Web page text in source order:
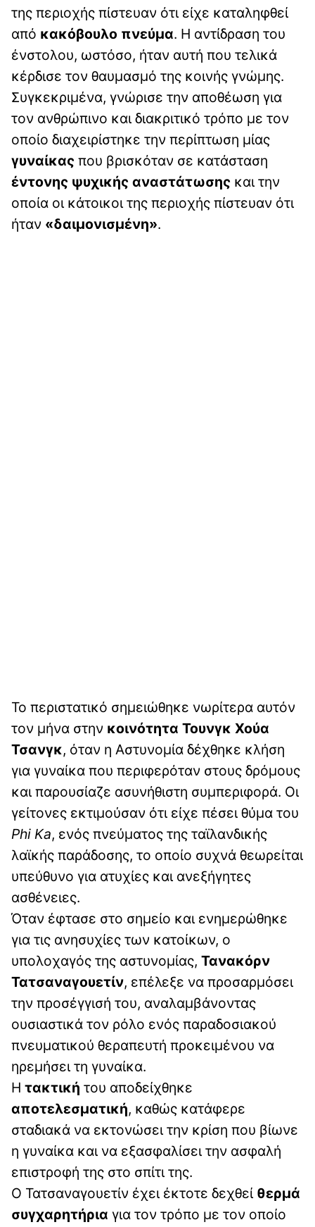
της περιοχής πίστευαν ότι είχε καταληφθεί
από κακόβουλο πνεύμα. Η αντίδραση του
ένστολου, ωστόσο, ήταν αυτή που τελικά
κέρδισε τον θαυμασμό της κοινής γνώμης.
Συγκεκριμένα, γνώρισε την αποθέωση για
τον ανθρώπινο και διακριτικό τρόπο με τον
οποίο διαχειρίστηκε την περίπτωση μίας
γυναίκας που βρισκόταν σε κατάσταση
έντονης ψυχικής αναστάτωσης και την
οποία οι κάτοικοι της περιοχής πίστευαν ότι
ήταν «δαιμονισμένη».
Το περιστατικό σημειώθηκε νωρίτερα αυτόν
τον μήνα στην κοινότητα Τουνγκ Χούα
Τσανγκ, όταν η Αστυνομία δέχθηκε κλήση
για γυναίκα που περιφερόταν στους δρόμους
και παρουσίαζε ασυνήθιστη συμπεριφορά. Οι
γείτονες εκτιμούσαν ότι είχε πέσει θύμα του
Phi Ka, ενός πνεύματος της ταϊλανδικής
λαϊκής παράδοσης, το οποίο συχνά θεωρείται
υπεύθυνο για ατυχίες και ανεξήγητες
ασθένειες.
Όταν έφτασε στο σημείο και ενημερώθηκε
για τις ανησυχίες των κατοίκων, ο
υπολοχαγός της αστυνομίας, Τανακόρν
Τατσαναγουετίν, επέλεξε να προσαρμόσει
την προσέγγισή του, αναλαμβάνοντας
ουσιαστικά τον ρόλο ενός παραδοσιακού
πνευματικού θεραπευτή προκειμένου να
ηρεμήσει τη γυναίκα.
Η τακτική του αποδείχθηκε
αποτελεσματική, καθώς κατάφερε
σταδιακά να εκτονώσει την κρίση που βίωνε
η γυναίκα και να εξασφαλίσει την ασφαλή
επιστροφή της στο σπίτι της.
Ο Τατσαναγουετίν έχει έκτοτε δεχθεί θερμά
συγχαρητήρια για τον τρόπο με τον οποίο